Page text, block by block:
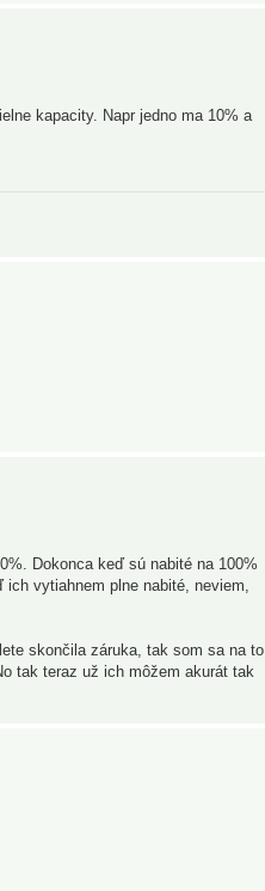
kapacity. Napr jedno ma 10% a
Dokonca keď sú nabité na 100%
vytiahnem plne nabité, neviem,
skončila záruka, tak som sa na to
tak teraz už ich môžem akurát tak